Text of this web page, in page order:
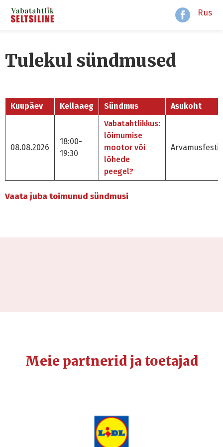
Rus
Tulekul sündmused
Kuupäev Kellaaeg Sündmus Asukoht
08.08.2026
18:00-
19:30
Vabatahtlikkus:
lõimumise
mootor või
lõhede
peegel?
Vaata juba toimunud sündmusi
Meie partnerid ja toetajad